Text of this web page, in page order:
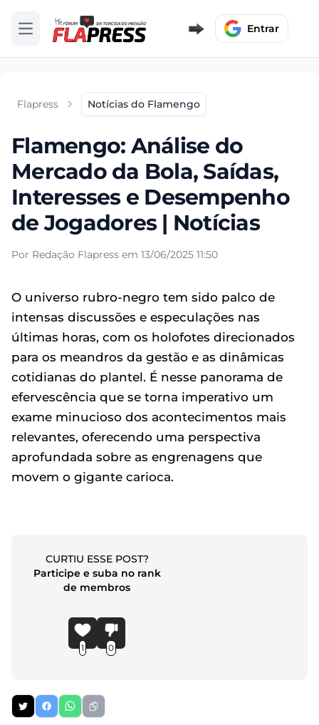
Abrir menu Entrar
Flapress Notícias do Flamengo
Flamengo: Análise do
Mercado da Bola, Saídas,
Interesses e Desempenho
de Jogadores | Notícias
Por Redação Flapress em 13/06/2025 11:50
O universo rubro-negro tem sido palco de
intensas discussões e especulações nas
últimas horas, com os holofotes direcionados
para os meandros da gestão e as dinâmicas
cotidianas do plantel. É nesse panorama de
efervescência que se torna imperativo um
exame minucioso dos acontecimentos mais
relevantes, oferecendo uma perspectiva
aprofundada sobre as engrenagens que
movem o gigante carioca.
CURTIU ESSE POST?
Participe e suba no rank
de membros
1 0